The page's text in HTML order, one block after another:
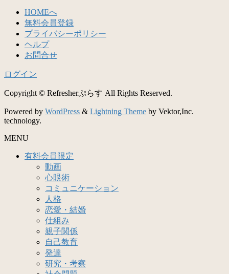
HOMEへ
無料会員登録
プライバシーポリシー
ヘルプ
お問合せ
ログイン
Copyright © Refresherぷらす All Rights Reserved.
Powered by WordPress & Lightning Theme by Vektor,Inc.
technology.
MENU
有料会員限定
動画
心眼術
コミュニケーション
人格
恋愛・結婚
仕組み
親子関係
自己教育
発達
研究・考察